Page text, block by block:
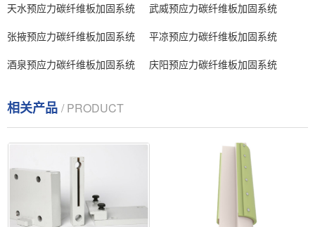
天水预应力碳纤维板加固系统
武威预应力碳纤维板加固系统
张掖预应力碳纤维板加固系统
平凉预应力碳纤维板加固系统
酒泉预应力碳纤维板加固系统
庆阳预应力碳纤维板加固系统
相关产品 / PRODUCT